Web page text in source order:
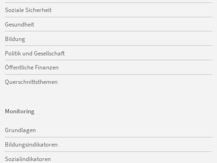
Soziale Sicherheit
Gesundheit
Bildung
Politik und Gesellschaft
Öffentliche Finanzen
Querschnittsthemen
Monitoring
Navigation
überspringen
Grundlagen
Bildungsindikatoren
Sozialindikatoren